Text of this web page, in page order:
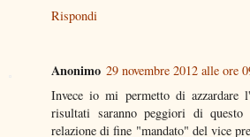
Rispondi
Anonimo 29 novembre 2012 alle ore
Invece io mi permetto di azzardare
risultati saranno peggiori di
relazione di fine "mandato" del vice